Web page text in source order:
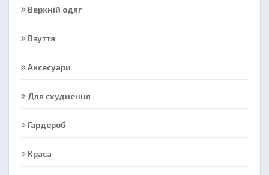
Верхній одяг
Взуття
Аксесуари
Для схуднення
Гардероб
Краса